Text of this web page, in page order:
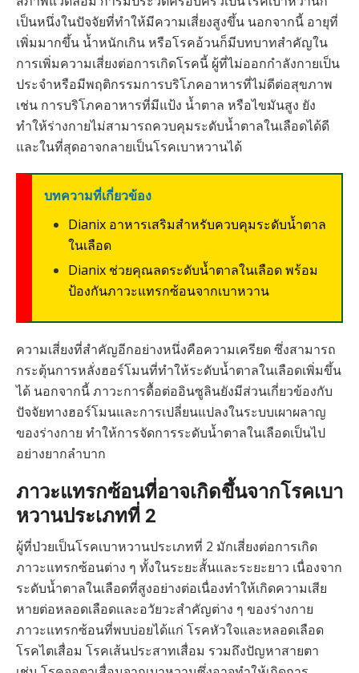
เป็นหนึ่งในปัจจัยที่ทำให้มีความเสี่ยงสูงขึ้น นอกจากนี้ อายุที่
เพิ่มมากขึ้น น้ำหนักเกิน หรือโรคอ้วนก็มีบทบาทสำคัญใน
การเพิ่มความเสี่ยงต่อการเกิดโรคนี้ ผู้ที่ไม่ออกกำลังกายเป็น
ประจำหรือมีพฤติกรรมการบริโภคอาหารที่ไม่ดีต่อสุขภาพ
เช่น การบริโภคอาหารที่มีแป้ง น้ำตาล หรือไขมันสูง ยัง
ทำให้ร่างกายไม่สามารถควบคุมระดับน้ำตาลในเลือดได้ดี
และในที่สุดอาจกลายเป็นโรคเบาหวานได้
บทความที่เกี่ยวข้อง
Dianix อาหารเสริมสำหรับควบคุมระดับน้ำตาล
ในเลือด
Dianix ช่วยคุณลดระดับน้ำตาลในเลือด พร้อม
ป้องกันภาวะแทรกซ้อนจากเบาหวาน
ความเสี่ยงที่สำคัญอีกอย่างหนึ่งคือความเครียด ซึ่งสามารถ
กระตุ้นการหลั่งฮอร์โมนที่ทำให้ระดับน้ำตาลในเลือดเพิ่มขึ้น
ได้ นอกจากนี้ ภาวะการดื้อต่ออินซูลินยังมีส่วนเกี่ยวข้องกับ
ปัจจัยทางฮอร์โมนและการเปลี่ยนแปลงในระบบเผาผลาญ
ของร่างกาย ทำให้การจัดการระดับน้ำตาลในเลือดเป็นไป
อย่างยากลำบาก
ภาวะแทรกซ้อนที่อาจเกิดขึ้นจากโรคเบา
หวานประเภทที่ 2
ผู้ที่ป่วยเป็นโรคเบาหวานประเภทที่ 2 มักเสี่ยงต่อการเกิด
ภาวะแทรกซ้อนต่าง ๆ ทั้งในระยะสั้นและระยะยาว เนื่องจาก
ระดับน้ำตาลในเลือดที่สูงอย่างต่อเนื่องทำให้เกิดความเสีย
หายต่อหลอดเลือดและอวัยวะสำคัญต่าง ๆ ของร่างกาย
ภาวะแทรกซ้อนที่พบบ่อยได้แก่ โรคหัวใจและหลอดเลือด
โรคไตเสื่อม โรคเส้นประสาทเสื่อม รวมถึงปัญหาสายตา